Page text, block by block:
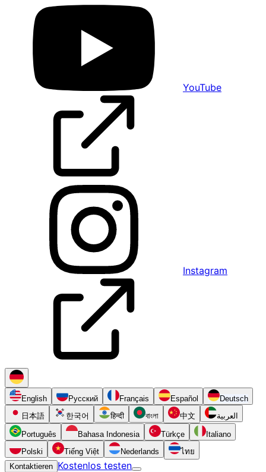
YouTube
Instagram
English Русский Français Español
Deutsch
日本語
한국어 हिन्दी বাংলা 中文 العربية
Português Bahasa Indonesia Türkçe
Italiano
Polski
Tiếng Việt Nederlands
ไทย
Kontaktieren Kostenlos testen